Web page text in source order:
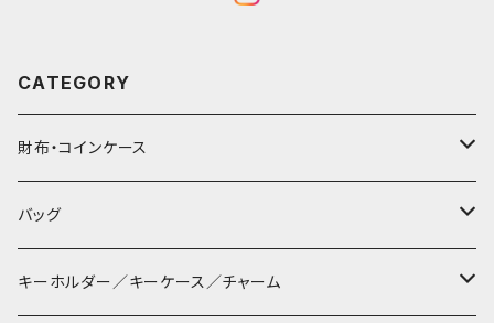
CATEGORY
財布・コインケース
コンパクト財布
長財布
バッグ
サコッシュ
キーホルダー／キーケース／チャーム